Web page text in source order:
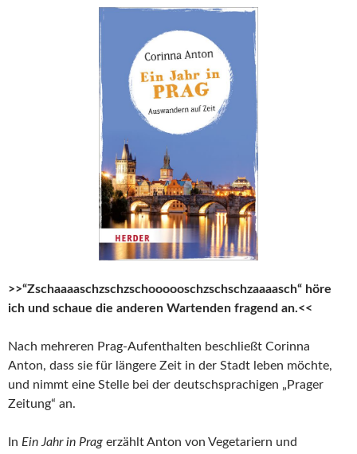
>>“Zschaaaaschzschzschoooooschzschschzaaaasch“ höre
ich und schaue die anderen Wartenden fragend an.<<
Nach mehreren Prag-Aufenthalten beschließt Corinna
Anton, dass sie für längere Zeit in der Stadt leben möchte,
und nimmt eine Stelle bei der deutschsprachigen „Prager
Zeitung“ an.
In Ein Jahr in Prag erzählt Anton von Vegetariern und